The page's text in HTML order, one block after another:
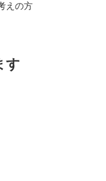
えの方
す